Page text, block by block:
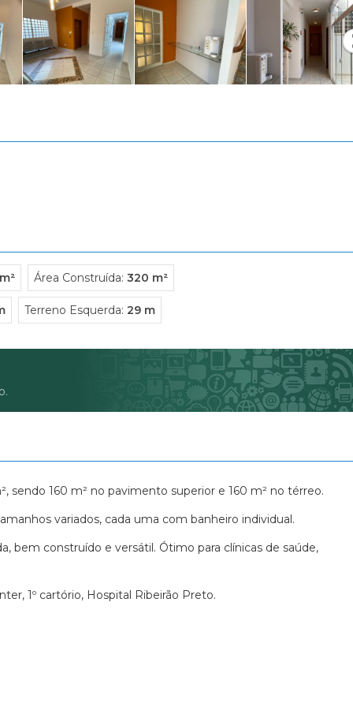
Condomínio Estância Ouro Verde
Condomínio Fazenda Santa Maria
Condomínio Garden Villa
Condomínio Guaporé 1
Condomínio Guaporé 3
Condomínio Mirante - Royal Park
Condomínio Nova Aliança
Condomínio Patrimonial
Condomínio Pitangueiras
Condomínio Portal da Mata
Condomínio Portal dos Ipês
Condomínio Quinta dos Ventos
Condomínio Quintas de São José -
Condomínio Quintas de São José -
Condomínio Recreio Internacional
Área Construída: 320 m²
Terreno Esquerda: 29 m
sendo 160 m² no pavimento superior e 160 m² no térreo.
variados, cada uma com banheiro individual.
bem construído e versátil. Ótimo para clínicas de saúde,
1º cartório, Hospital Ribeirão Preto.